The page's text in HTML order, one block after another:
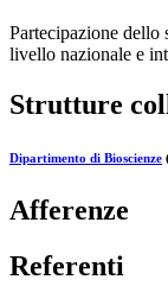
Partecipazione dello
livello nazionale e
Strutture
Dipartimento di Bioscienze
Afferenze
Referenti